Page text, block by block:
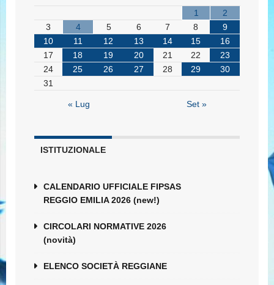
1
2
3
4 5 6 7 8
9
10
11 12 13 14 15
16
17
18 19 20 21 22
23
24
25 26 27 28 29
30
31
« Lug Set »
ISTITUZIONALE
CALENDARIO UFFICIALE FIPSAS
REGGIO EMILIA 2026 (new!)
CIRCOLARI NORMATIVE 2026
(novità)
ELENCO SOCIETÀ REGGIANE